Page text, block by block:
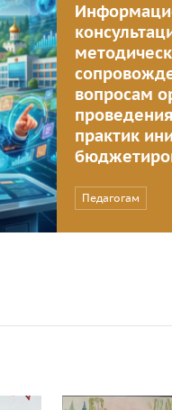
вопросам
практик
Педагогам